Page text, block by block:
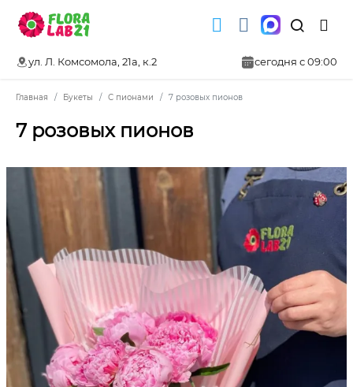
ул. Л. Комсомола, 21а, к.2 сегодня с 09:00
Главная Букеты С пионами 7 розовых пионов
7 розовых пионов